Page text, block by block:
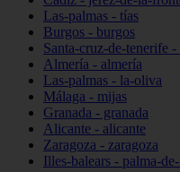
Las-palmas - tías
Burgos - burgos
Santa-cruz-de-tenerife
Almería - almería
Las-palmas - la-oliva
Málaga - mijas
Granada - granada
Alicante - alicante
Zaragoza - zaragoza
Illes-balears - palma-